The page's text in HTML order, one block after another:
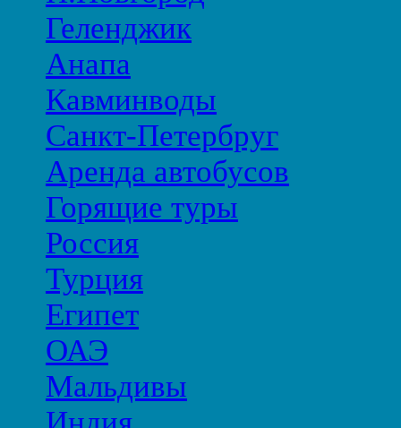
Геленджик
Анапа
Кавминводы
Санкт-Петербруг
Аренда автобусов
Горящие туры
Россия
Турция
Египет
ОАЭ
Мальдивы